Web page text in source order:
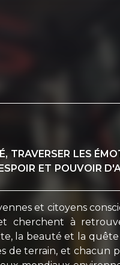
LES
ET POUVOIR
et citoyens
cherchent à
la beauté et la
de terrain, et chacun